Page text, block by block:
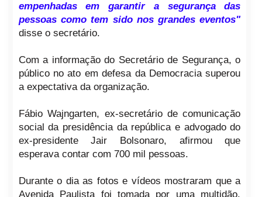
empenhadas em garantir a segurança das
pessoas como tem sido nos grandes eventos"
disse o secretário.
Com a informação do Secretário de Segurança, o
público no ato em defesa da Democracia superou
a expectativa da organização.
Fábio Wajngarten, ex-secretário de comunicação
social da presidência da república e advogado do
ex-presidente Jair Bolsonaro, afirmou que
esperava contar com 700 mil pessoas.
Durante o dia as fotos e vídeos mostraram que a
Avenida Paulista foi tomada por uma multidão.